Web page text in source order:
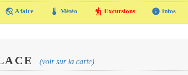
travel_explore A faire thermostat Météo hiking Excursions info Infos
(voir sur la carte)